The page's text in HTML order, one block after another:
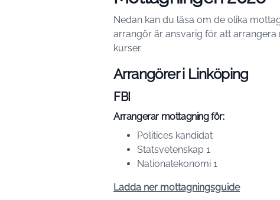
Nedan kan du läsa om de olika
arrangör är ansvarig för att
kurser.
Arrangörer i Linköping
FBI
Arrangerar mottagning för:
Politices kandidat
Statsvetenskap 1
Nationalekonomi 1
Ladda ner mottagningsguide